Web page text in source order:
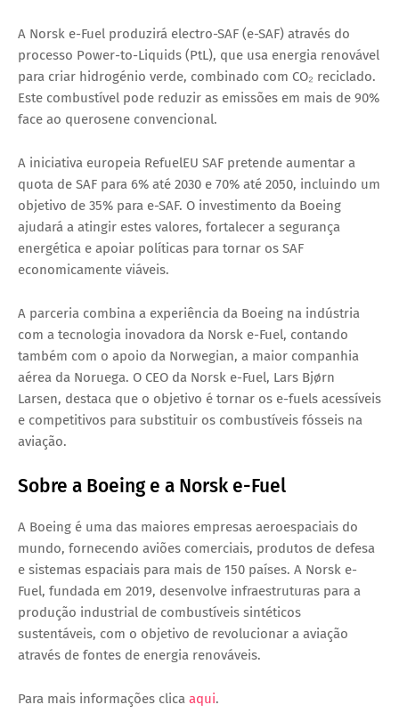
A Norsk e-Fuel produzirá electro-SAF (e-SAF) através do
processo Power-to-Liquids (PtL), que usa energia renovável
para criar hidrogénio verde, combinado com CO₂ reciclado.
Este combustível pode reduzir as emissões em mais de 90%
face ao querosene convencional.
A iniciativa europeia RefuelEU SAF pretende aumentar a
quota de SAF para 6% até 2030 e 70% até 2050, incluindo um
objetivo de 35% para e-SAF. O investimento da Boeing
ajudará a atingir estes valores, fortalecer a segurança
energética e apoiar políticas para tornar os SAF
economicamente viáveis.
A parceria combina a experiência da Boeing na indústria
com a tecnologia inovadora da Norsk e-Fuel, contando
também com o apoio da Norwegian, a maior companhia
aérea da Noruega. O CEO da Norsk e-Fuel, Lars Bjørn
Larsen, destaca que o objetivo é tornar os e-fuels acessíveis
e competitivos para substituir os combustíveis fósseis na
aviação.
Sobre a Boeing e a Norsk e-Fuel
A Boeing é uma das maiores empresas aeroespaciais do
mundo, fornecendo aviões comerciais, produtos de defesa
e sistemas espaciais para mais de 150 países. A Norsk e-
Fuel, fundada em 2019, desenvolve infraestruturas para a
produção industrial de combustíveis sintéticos
sustentáveis, com o objetivo de revolucionar a aviação
através de fontes de energia renováveis.
Para mais informações clica aqui.